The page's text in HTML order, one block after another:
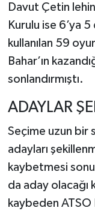
Davut Çetin
Kurulu ise 6’ya
kullanılan 59
Bahar’ın
sonlandırmıştı.
ADAYLAR
Seçime uzun bir
adayları
kaybetmesi
da aday olacağı
kaybeden ATSO